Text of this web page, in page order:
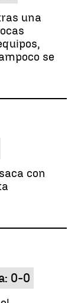
una
se
con
0-0